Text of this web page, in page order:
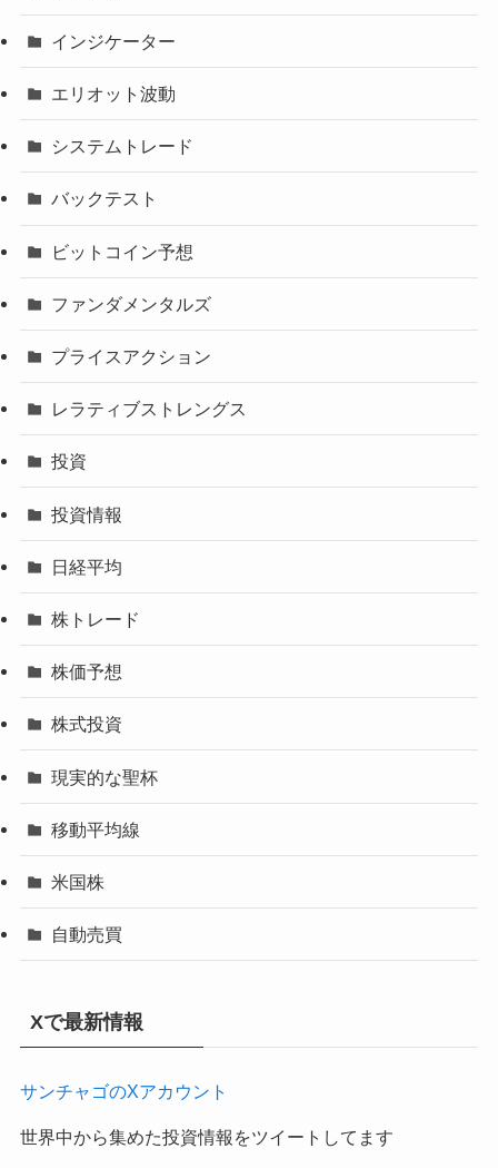
インジケーター
エリオット波動
システムトレード
バックテスト
ビットコイン予想
ファンダメンタルズ
プライスアクション
レラティブストレングス
投資
投資情報
日経平均
株トレード
株価予想
株式投資
現実的な聖杯
移動平均線
米国株
自動売買
Xで最新情報
サンチャゴのXアカウント
世界中から集めた投資情報をツイートしてます